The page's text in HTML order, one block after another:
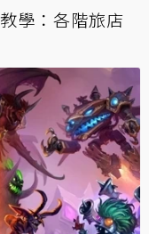
學：各階旅店